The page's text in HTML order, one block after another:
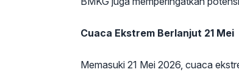
Cuaca Ekstrem Berlanjut 21 Mei
Memasuki 21 Mei 2026, cuaca